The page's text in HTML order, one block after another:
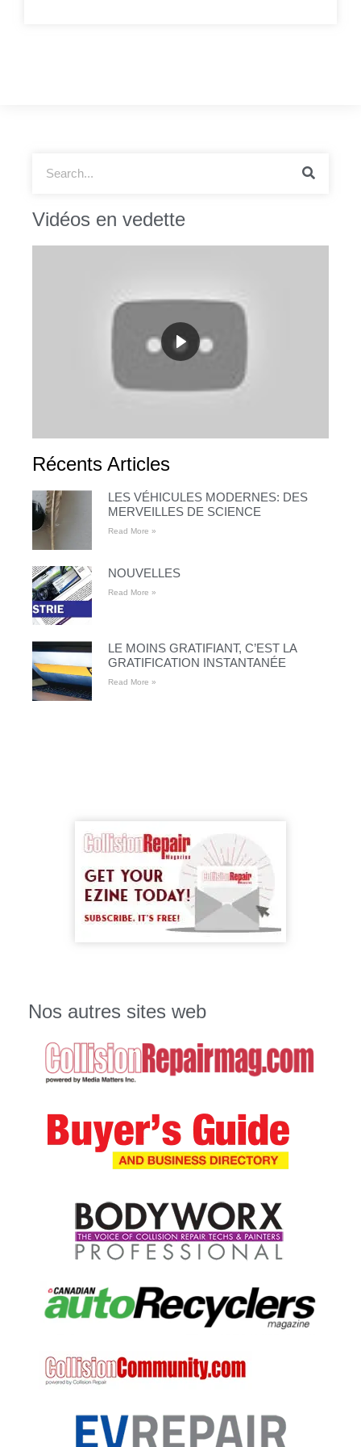
Vidéos en vedette
Récents Articles
LES VÉHICULES MODERNES: DES
MERVEILLES DE SCIENCE
Read More »
NOUVELLES
Read More »
LE MOINS GRATIFIANT, C’EST LA
GRATIFICATION INSTANTANÉE
Read More »
Nos autres sites web